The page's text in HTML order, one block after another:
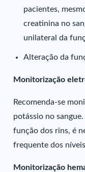
pacientes,
creatinina no
unilateral da
Alteração da
Monitorização
Recomenda-se
potássio no
função dos rins, é
frequente dos
Monitorização